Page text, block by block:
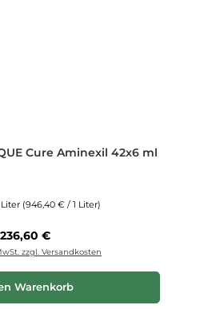
Cure Aminexil 42x6 ml
Liter (946,40 € / 1 Liter)
Regulärer Preis:
236,60 €
zzgl. Versandkosten
Warenkorb